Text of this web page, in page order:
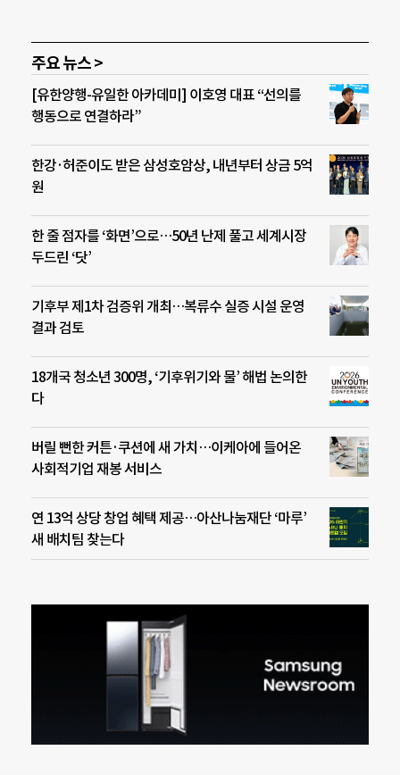
주요 뉴스 >
[유한양행-유일한 아카데미] 이호영 대표 “선의를
행동으로 연결하라”
한강·허준이도 받은 삼성호암상, 내년부터 상금 5억
원
한 줄 점자를 ‘화면’으로…50년 난제 풀고 세계시장
두드린 ‘닷’
기후부 제1차 검증위 개최…복류수 실증 시설 운영
결과 검토
18개국 청소년 300명, ‘기후위기와 물’ 해법 논의한
다
버릴 뻔한 커튼·쿠션에 새 가치…이케아에 들어온
사회적기업 재봉 서비스
연 13억 상당 창업 혜택 제공…아산나눔재단 ‘마루’
새 배치팀 찾는다